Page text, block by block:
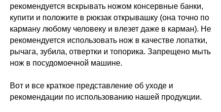
рекомендуется вскрывать ножом консервные банки,
купити и положите в рюкзак открывашку (она точно по
карману любому человеку и влезет даже в карман). Не
рекомендуется использовать нож в качестве лопатки,
рычага, зубила, отвертки и топорика. Запрещено мыть
нож в посудомоечной машине.
Вот и все краткое представление об уходе и
рекомендации по использованию нашей продукции.